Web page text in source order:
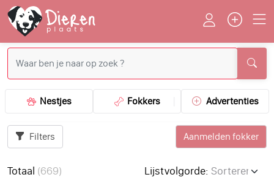
Nestjes Fokkers Advertenties
Filters Aanmelden fokker
Totaal (669) Lijstvolgorde: